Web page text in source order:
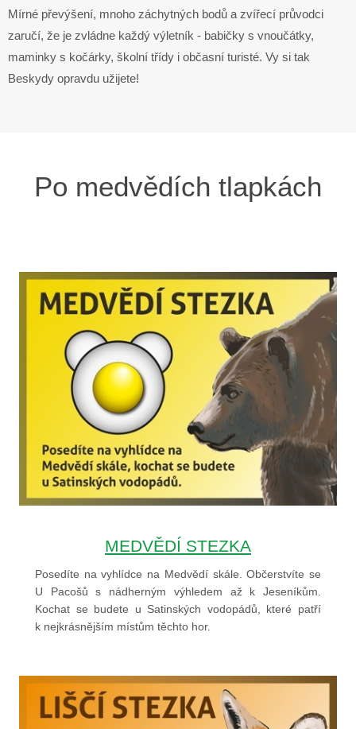
Mírné převýšení, mnoho záchytných bodů a zvířecí průvodci
zaručí, že je zvládne každý výletník - babičky s vnoučátky,
maminky s kočárky, školní třídy i občasní turisté. Vy si tak
Beskydy opravdu užijete!
Po medvědích tlapkách
MEDVĚDÍ STEZKA
Posedíte na vyhlídce na Medvědí skále. Občerstvíte se
U Pacošů s nádherným výhledem až k Jeseníkům.
Kochat se budete u Satinských vodopádů, které patří
k nejkrásnějším místům těchto hor.